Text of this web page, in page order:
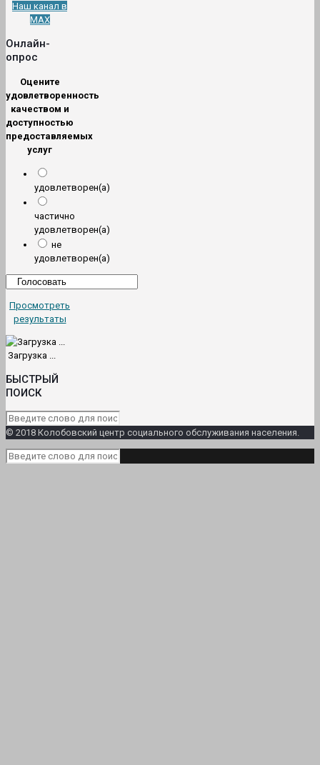
Наш канал в
МАХ
Онлайн-
опрос
Оцените
удовлетворенность
качеством и
доступностью
предоставляемых
услуг
удовлетворен(а)
частично
удовлетворен(а)
не
удовлетворен(а)
Просмотреть
результаты
Загрузка ...
БЫСТРЫЙ
ПОИСК
© 2018 Колобовский центр социального обслуживания населения.